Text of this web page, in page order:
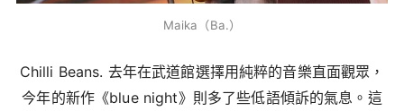
Maika（Ba.）
Chilli Beans. 去年在武道館選擇用純粹的音樂直面觀眾，
今年的新作《blue night》則多了些低語傾訴的氣息。這